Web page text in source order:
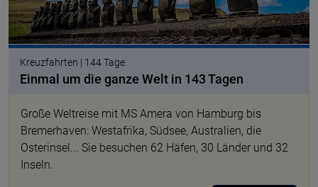
Kreuzfahrten | 144 Tage
Einmal um die ganze Welt in 143 Tagen
Große Weltreise mit MS Amera von Hamburg bis
Bremerhaven: Westafrika, Südsee, Australien, die
Osterinsel... Sie besuchen 62 Häfen, 30 Länder und 32
Inseln.